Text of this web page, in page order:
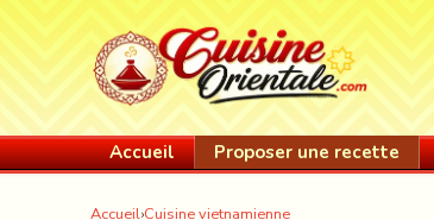
Accueil Proposer une recette
Accueil›Cuisine vietnamienne